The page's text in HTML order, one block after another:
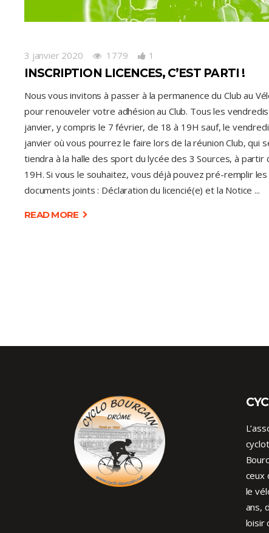
3 janvier 2020 1779 1
INSCRIPTION LICENCES, C’EST PARTI !
Nous vous invitons à passer à la permanence du Club au
pour renouveler votre adhésion au Club. Tous les
janvier, y compris le 7 février, de 18 à 19H sauf, le
janvier où vous pourrez le faire lors de la réunion Club, qui
tiendra à la halle des sport du lycée des 3 Sources, à partir
19H. Si vous le souhaitez, vous déjà pouvez pré-remplir les
documents joints : Déclaration du licencié(e) et la Notice
READ MORE
ceux
le
ans,
loisir